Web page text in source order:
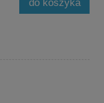
do koszyka